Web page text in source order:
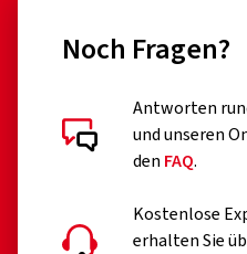
Noch Fragen?
Antworten
und unseren
den FAQ.
Kostenlose
erhalten Sie